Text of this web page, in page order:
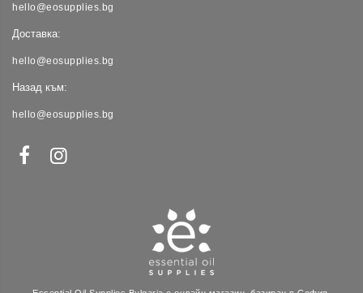
hello@eosupplies.bg
Доставка:
hello@eosupplies.bg
Назад към:
hello@eosupplies.bg